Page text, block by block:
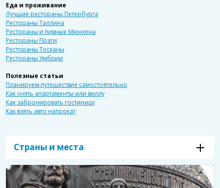
Еда и проживание
Лучшие рестораны Петербурга
Рестораны Таллина
Рестораны и пивные Мюнхена
Рестораны Праги
Рестораны Тосканы
Рестораны Умбрии
Полезные статьи
Планируем путешествие самостоятельно
Как снять апартаменты или виллу
Как забронировать гостиницу
Как взять авто напрокат
Страны и места